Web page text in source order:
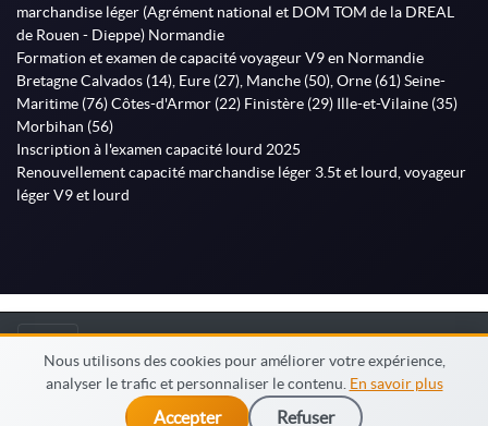
Nous utilisons des cookies pour améliorer votre expérience,
analyser le trafic et personnaliser le contenu. En savoir plus
Accepter Refuser
marchandise léger (Agrément national et DOM TOM de la DREAL
de Rouen - Dieppe) Normandie
Formation et examen de capacité voyageur V9 en Normandie
Bretagne Calvados (14), Eure (27), Manche (50), Orne (61) Seine-
Maritime (76) Côtes-d'Armor (22) Finistère (29) Ille-et-Vilaine (35)
Morbihan (56)
Inscription à l'examen capacité lourd 2025
Renouvellement capacité marchandise léger 3.5t et lourd, voyageur
léger V9 et lourd
© MonFormateur.info 2026